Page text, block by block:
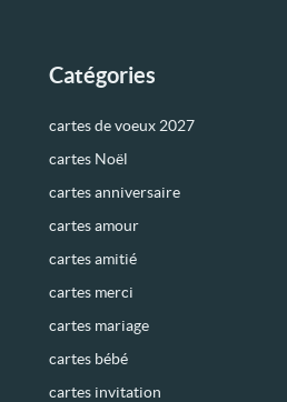
Catégories
cartes de voeux 2027
cartes Noël
cartes anniversaire
cartes amour
cartes amitié
cartes merci
cartes mariage
cartes bébé
cartes invitation